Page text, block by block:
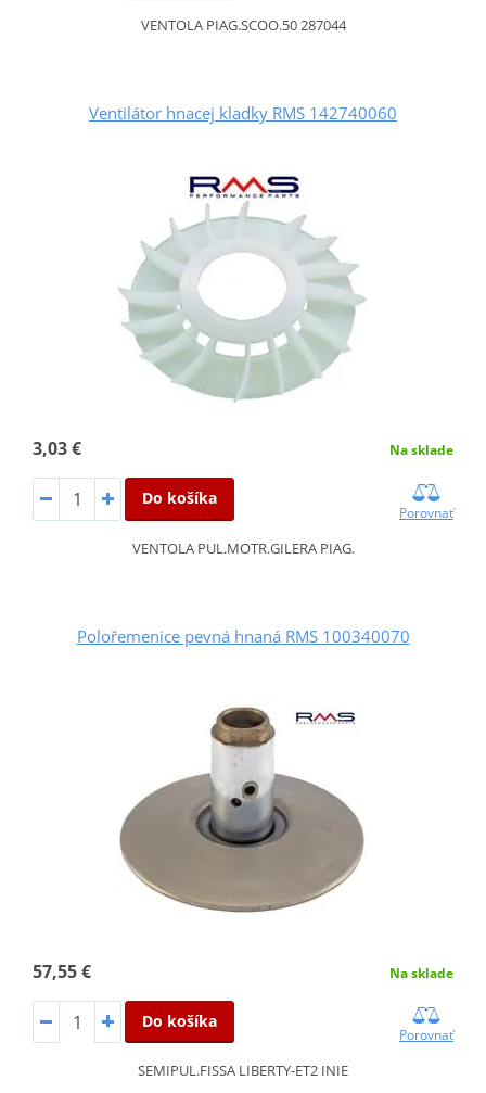
VENTOLA PIAG.SCOO.50 287044
Ventilátor hnacej kladky RMS 142740060
3,03 € Na sklade
Do košíka
Porovnať
VENTOLA PUL.MOTR.GILERA PIAG.
Polořemenice pevná hnaná RMS 100340070
57,55 € Na sklade
Do košíka
Porovnať
SEMIPUL.FISSA LIBERTY-ET2 INIE